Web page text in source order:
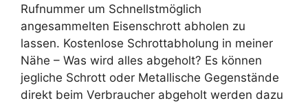
Rufnummer um Schnellstmöglich
angesammelten Eisenschrott abholen zu
lassen. Kostenlose Schrottabholung in meiner
Nähe – Was wird alles abgeholt? Es können
jegliche Schrott oder Metallische Gegenstände
direkt beim Verbraucher abgeholt werden dazu